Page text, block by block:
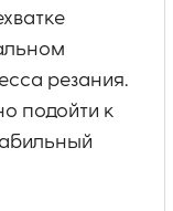
резания.
подойти к